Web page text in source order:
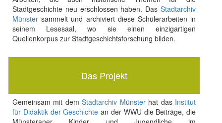
Stadtgeschichte neu erschlossen haben. DasStadtarchiv
Münstersammelt und archiviert diese Schülerarbeiten in
seinem Lesesaal, wo sie einen einzigartigen
Quellenkorpus zur Stadtgeschichtsforschung bilden.
Das Projekt
Gemeinsam mit demStadtarchiv Münsterhat das Institut
für Didaktik der Geschichte an der WWU die Beiträge, die